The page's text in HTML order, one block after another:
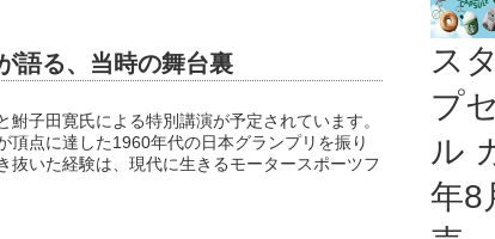
語る、当時の舞台裏
子田寛氏による特別講演が予定されています。
頂点に達した1960年代の日本グランプリを振り
いた経験は、現代に生きるモータースポーツフ
ス
プ
ル
年8